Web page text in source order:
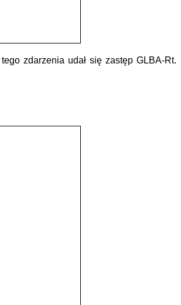
zdarzenia udał się zastęp GLBA-Rt.